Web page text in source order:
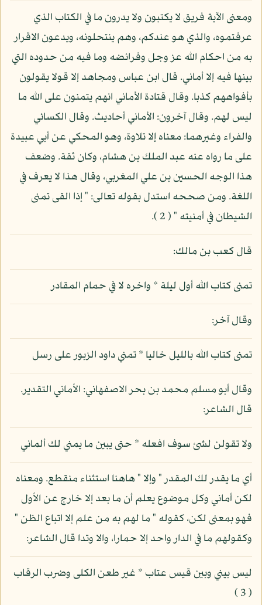
ومعنى الآية فريق لا يكتبون ولا يدرون ما في الكتاب الذي
عرفتموه، والذي هو عندكم، وهم ينتحلونه، ويدعون الاقرار
به من احكام الله عز وجل وفرائضه وما فيه من حدوده التي
بينها فيه إلا أماني. قال ابن عباس ومجاهد إلا قولا يقولون
بأفواههم كذبا. وقال قتادة الأماني انهم يتمنون على الله ما
ليس لهم. وقال آخرون: الأماني أحاديث. وقال الكسائي
والفراء وغيرهما: معناه إلا تلاوة، وهو المحكي عن أبي عبيدة
على ما رواه عنه عبد الملك بن هشام، وكان ثقة. وضعف
هذا الوجه الحسين بن علي المغربي، وقال هذا لا يعرف في
اللغة. ومن صححه استدل بقوله تعالى: " إذا القى تمنى
الشيطان في أمنيته " ( 2 ).
قال كعب بن مالك:
تمنى كتاب الله أول ليلة * واخره لا في حمام المقادر
وقال آخر:
تمنى كتاب الله بالليل خاليا * تمني داود الزبور على رسل
وقال أبو مسلم محمد بن بحر الاصفهاني: الأماني التقدير.
قال الشاعر:
ولا تقولن لشئ سوف افعله * حتى يبين ما يمني لك ألماني
أي ما يقدر لك المقدر " وإلا " هاهنا استثناء منقطع. ومعناه
لكن أماني وكل موضوع يعلم أن ما بعد إلا خارج عن الأول
فهو بمعنى لكن، كقوله " ما لهم به من علم إلا اتباع الظن "
وكقولهم ما في الدار واحد إلا حمارا، والا وتدا قال الشاعر:
ليس بيني وبين قيس عتاب * غير طعن الكلى وضرب الرقاب
( 3 )